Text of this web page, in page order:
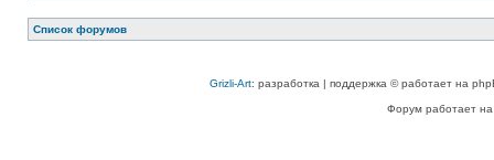
Список форумов
Grizli-Art: разработка | поддержка © работает на
Форум работает